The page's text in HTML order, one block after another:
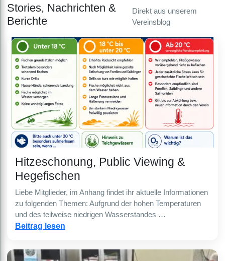
Stories, Nachrichten &
Berichte
Direkt aus unserem
Vereinsblog
Hitzeschonung, Public Viewing &
Hegefischen
Liebe Mitglieder, im Anhang findet ihr aktuelle Informationen
zu folgenden Themen: Aufgrund der hohen Temperaturen
und des teilweise niedrigen Wasserstandes …
Beitrag lesen